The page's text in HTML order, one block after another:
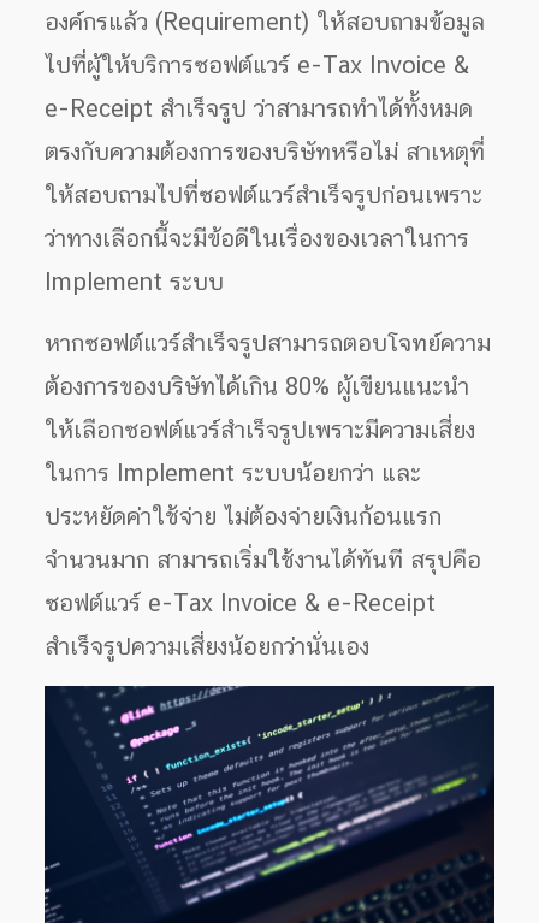
องค์กรแล้ว (Requirement) ให้สอบถามข้อมูล
ไปที่ผู้ให้บริการซอฟต์แวร์ e-Tax Invoice &
e-Receipt สำเร็จรูป ว่าสามารถทำได้ทั้งหมด
ตรงกับความต้องการของบริษัทหรือไม่ สาเหตุที่
ให้สอบถามไปที่ซอฟต์แวร์สำเร็จรูปก่อนเพราะ
ว่าทางเลือกนี้จะมีข้อดีในเรื่องของเวลาในการ
Implement ระบบ
หากซอฟต์แวร์สำเร็จรูปสามารถตอบโจทย์ความ
ต้องการของบริษัทได้เกิน 80% ผู้เขียนแนะนำ
ให้เลือกซอฟต์แวร์สำเร็จรูปเพราะมีความเสี่ยง
ในการ Implement ระบบน้อยกว่า และ
ประหยัดค่าใช้จ่าย ไม่ต้องจ่ายเงินก้อนแรก
จำนวนมาก สามารถเริ่มใช้งานได้ทันที สรุปคือ
ซอฟต์แวร์ e-Tax Invoice & e-Receipt
สำเร็จรูปความเสี่ยงน้อยกว่านั่นเอง